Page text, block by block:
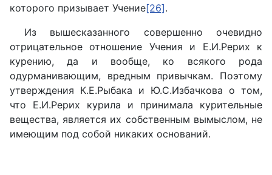
которого призывает Учение[26].
Из вышесказанного совершенно очевидно
отрицательное отношение Учения и Е.И.Рерих к
курению, да и вообще, ко всякого рода
одурманивающим, вредным привычкам. Поэтому
утверждения К.Е.Рыбака и Ю.С.Избачкова о том,
что Е.И.Рерих курила и принимала курительные
вещества, является их собственным вымыслом, не
имеющим под собой никаких оснований.